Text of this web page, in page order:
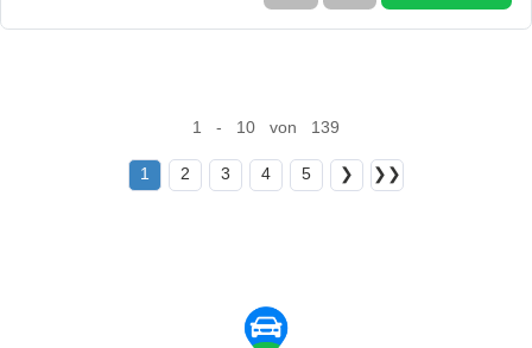
1 - 10 von 139
1 2 3 4 5 ❯ ❯❯